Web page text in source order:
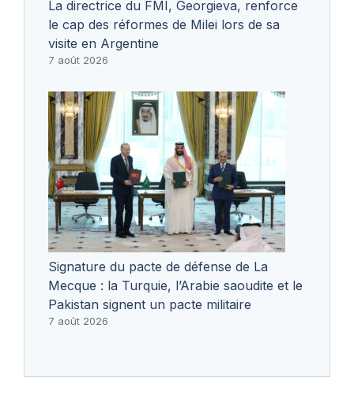
La directrice du FMI, Georgieva, renforce
le cap des réformes de Milei lors de sa
visite en Argentine
7 août 2026
Signature du pacte de défense de La
Mecque : la Turquie, l’Arabie saoudite et le
Pakistan signent un pacte militaire
7 août 2026